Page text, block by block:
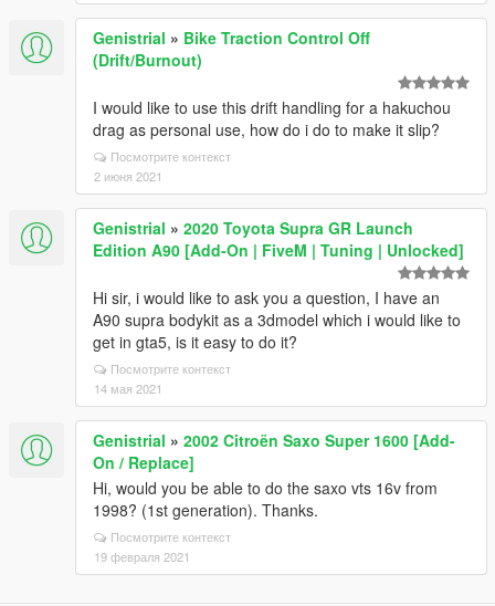
Genistrial » Bike Traction Control Off
(Drift/Burnout)
I would like to use this drift handling for a hakuchou
drag as personal use, how do i do to make it slip?
Посмотрите контекст
2 июня 2021
Genistrial » 2020 Toyota Supra GR Launch
Edition A90 [Add-On | FiveM | Tuning | Unlocked]
Hi sir, i would like to ask you a question, I have an
A90 supra bodykit as a 3dmodel which i would like to
get in gta5, is it easy to do it?
Посмотрите контекст
14 мая 2021
Genistrial » 2002 Citroën Saxo Super 1600 [Add-
On / Replace]
Hi, would you be able to do the saxo vts 16v from
1998? (1st generation). Thanks.
Посмотрите контекст
19 февраля 2021